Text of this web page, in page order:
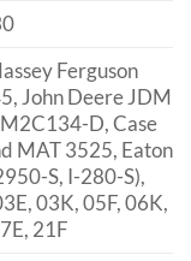
Ferguson
John Deere JDM
M2C134-D, Case
MAT 3525, Eaton
S, I-280-S),
03K, 05F, 06K,
21F